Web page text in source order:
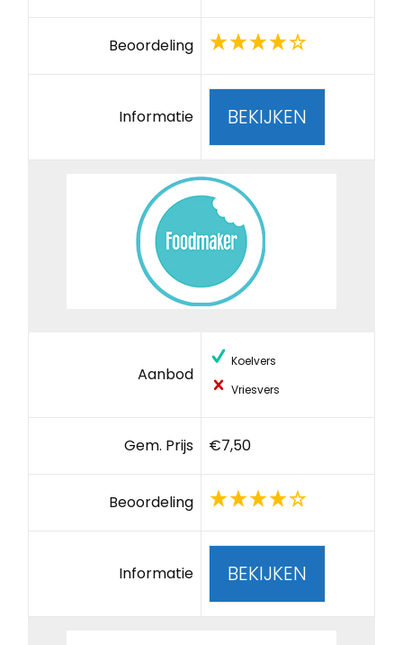
Beoordeling
Informatie BEKIJKEN
Aanbod
Koelvers
Vriesvers
Gem. Prijs €7,50
Beoordeling
Informatie BEKIJKEN